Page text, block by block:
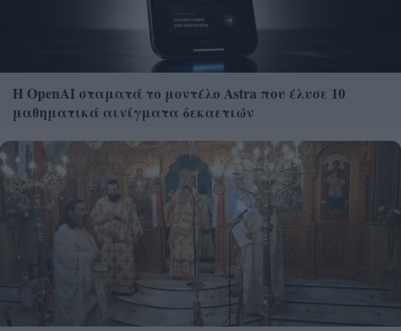
Η OpenAI σταματά το μοντέλο Astra που έλυσε 10
μαθηματικά αινίγματα δεκαετιών